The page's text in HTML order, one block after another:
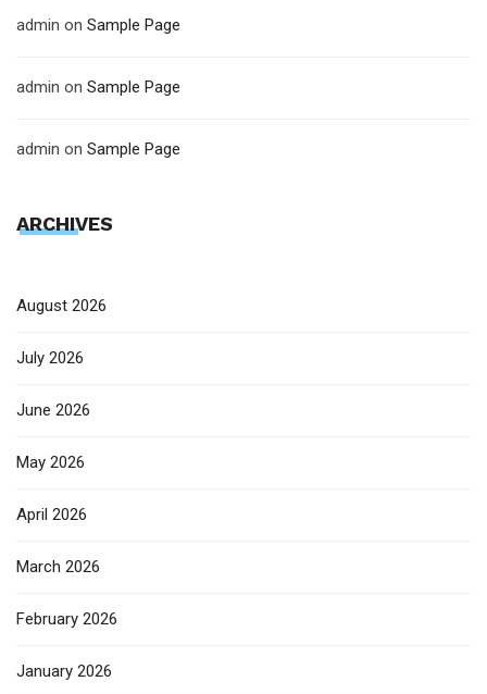
admin on Sample Page
admin on Sample Page
admin on Sample Page
ARCHIVES
August 2026
July 2026
June 2026
May 2026
April 2026
March 2026
February 2026
January 2026